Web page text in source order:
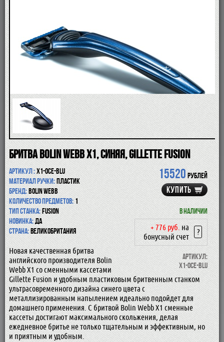
ДЛЯ БРИТЬЯ
ПОСЛЕ БРИТЬЯ
ДЛЯ БОРОДЫ И УСОВ
ДЛЯ ВОЛОС И ТЕЛА
ПАРФЮМ
КОСМЕТИЧКИ
АКСЕССУАРЫ
МАНИКЮРНЫЕ ИНСТРУМЕНТЫ
СКИДКА
Бритва Bolin Webb X1, синяя, Gillette Fusion
15520 рублей
КУПИТЬ
В наличии
+ 776 руб.на
бонусный счет
?
Артикул:
X1-OCE-BLU
Артикул :X1-OCE-BLU
Материал ручки:пластик
Бренд:Bolin Webb
Количество предметов:1
Тип станка:Fusion
Новинка:да
Страна:Великобритания
Новая качественная бритва
английского производителя Bolin
Webb X1 со сменными кассетами
Gillette Fusion и удобным пластиковым бритвенным станком
ультрасовременного дизайна синего цвета с
металлизированным напылением идеально подойдет для
домашнего применения. С бритвой Bolin Webb X1 сменные
кассеты достигают максимального скольжения, делая
ежедневное бритье не только тщательным и эффективным, но
и приятным и удобным.